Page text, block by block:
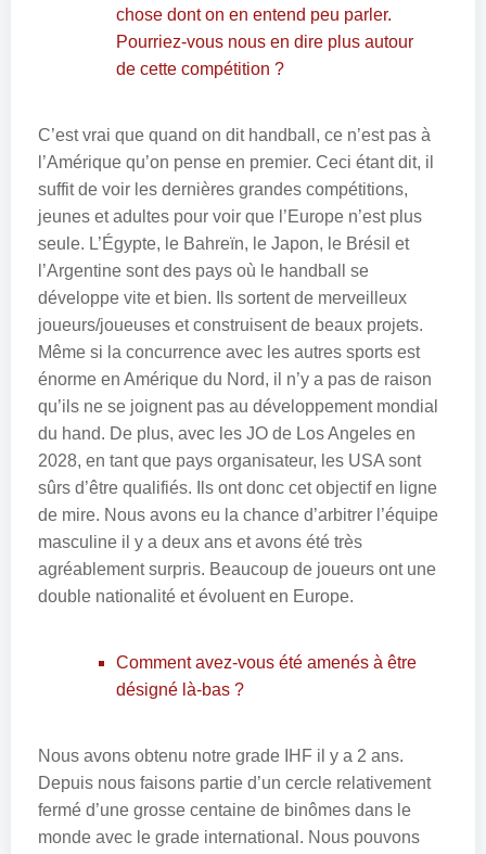
chose dont on en entend peu parler.
Pourriez-vous nous en dire plus autour
de cette compétition ?
C’est vrai que quand on dit handball, ce n’est pas à
l’Amérique qu’on pense en premier. Ceci étant dit, il
suffit de voir les dernières grandes compétitions,
jeunes et adultes pour voir que l’Europe n’est plus
seule. L’Égypte, le Bahreïn, le Japon, le Brésil et
l’Argentine sont des pays où le handball se
développe vite et bien. Ils sortent de merveilleux
joueurs/joueuses et construisent de beaux projets.
Même si la concurrence avec les autres sports est
énorme en Amérique du Nord, il n’y a pas de raison
qu’ils ne se joignent pas au développement mondial
du hand. De plus, avec les JO de Los Angeles en
2028, en tant que pays organisateur, les USA sont
sûrs d’être qualifiés. Ils ont donc cet objectif en ligne
de mire. Nous avons eu la chance d’arbitrer l’équipe
masculine il y a deux ans et avons été très
agréablement surpris. Beaucoup de joueurs ont une
double nationalité et évoluent en Europe.
Comment avez-vous été amenés à être
désigné là-bas ?
Nous avons obtenu notre grade IHF il y a 2 ans.
Depuis nous faisons partie d’un cercle relativement
fermé d’une grosse centaine de binômes dans le
monde avec le grade international. Nous pouvons